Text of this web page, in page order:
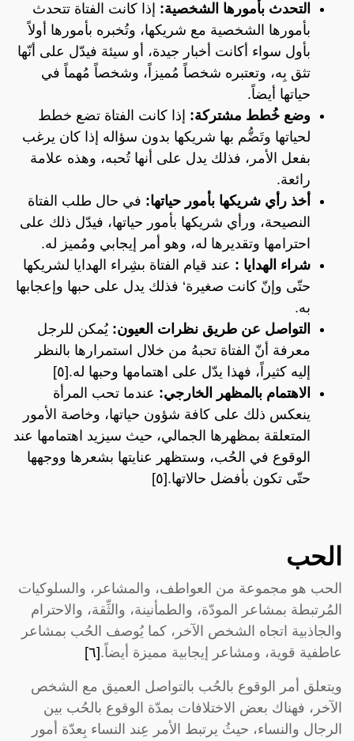
التحدث بأمورها الشخصية: إذا كانت الفتاة تتحدث
بأمورها الشخصية مع شريكها، وتُخبره بأمورها أولاً
بأول سواء أكانت أخبار جيدة، أو سيئة فيدّل على أنّها
تثق بِه، وتعتبره شخصاً مُميزاً، وشخصاً مُهماً في
حياتها أيضاً.
وضع خُطط مشتركة: إذا كانت الفتاة تضع خطط
لحياتها وتَضُّم بها شريكها بدون سؤاله إذا كان يرغب
بفعل الأمر، فذلك يدل على أنها تُحبه، وهذه علامة
رائعة.
أخذ رأي شريكها بأمور حياتها: في حال طلب الفتاة
النصيحة، ورأي شريكها بأمور حياتها، فيدّل ذلك على
احترامها وتقديرها له، وهو أمر إيجابي ومُميز له.
شراء الهدايا : عند قيام الفتاة بشِراء الهدايا لشريكها
حتّى وإنّ كانت صغيرة‘ فذلك يدل على حبها وإعجابها
به.
التواصل عن طريق نظرات العيون: يُمكن للرجل
معرفة أنّ الفتاة تحبهُ من خلال استمرارها بالنظر
إليه كثيراً، فهذا يدّل على اهتمامها وحبها له.[٥]
الاهتمام بالمظهر الخارجي: عندما تحب المرأة
ينعكس ذلك على كافة شؤون حياتها، وخاصة الأمور
المتعلقة بمظهرها الجمالي، حيث سيزيد اهتمامها عند
الوقوع في الحُب، وستظهر عنايتها بشعرها ووجهها
حتّى تكون بأفضل حالاتها.[٥]
الحب
الحب هو مجموعة من العواطف، والمشاعر، والسلوكيات
المُرتبطة بمشاعر المودّة، والطمأنينة، والثِّقة، والاحترام
والجاذبية اتجاه الشخص الآخر، كما يُوصف الحُب بمشاعر
عاطفية قوية، ومشاعر إيجابية مميزة أيضاً.[٦]
ويتعلق أمر الوقوع بالحُب بالتواصل العميق مع الشخص
الآخر، فهناك بعض الاختلافات بمدّة الوقوع بالحُب بين
الرجال والنساء، حيثُ يرتبط الأمر عِند النساء بِعدّة أمور